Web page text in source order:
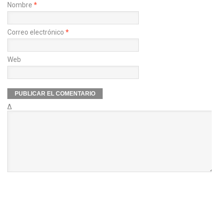
Nombre *
Correo electrónico *
Web
Δ